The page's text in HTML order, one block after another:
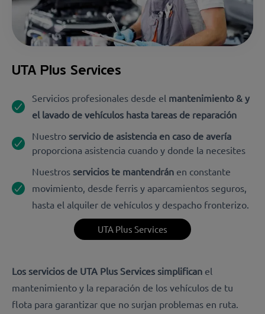
UTA Plus Services
Servicios profesionales desde el mantenimiento & y
el lavado de vehículos hasta tareas de reparación
Nuestro servicio de asistencia en caso de avería
proporciona asistencia cuando y donde la necesites
Nuestros servicios te mantendrán en constante
movimiento, desde ferris y aparcamientos seguros,
hasta el alquiler de vehículos y despacho fronterizo.
UTA Plus Services
Los servicios de UTA Plus Services simplifican el
mantenimiento y la reparación de los vehículos de tu
flota para garantizar que no surjan problemas en ruta.